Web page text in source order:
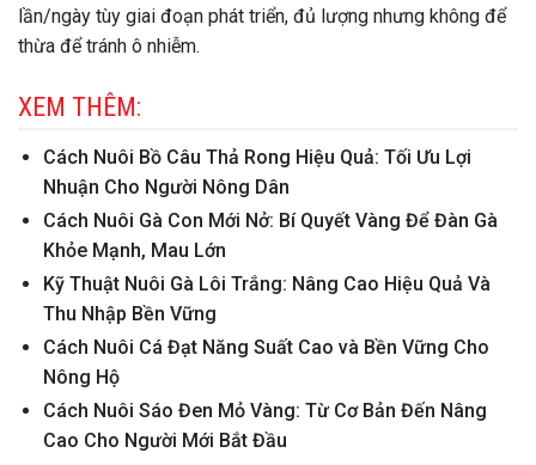
lần/ngày tùy giai đoạn phát triển, đủ lượng nhưng không để
thừa để tránh ô nhiễm.
XEM THÊM:
Cách Nuôi Bồ Câu Thả Rong Hiệu Quả: Tối Ưu Lợi
Nhuận Cho Người Nông Dân
Cách Nuôi Gà Con Mới Nở: Bí Quyết Vàng Để Đàn Gà
Khỏe Mạnh, Mau Lớn
Kỹ Thuật Nuôi Gà Lôi Trắng: Nâng Cao Hiệu Quả Và
Thu Nhập Bền Vững
Cách Nuôi Cá Đạt Năng Suất Cao và Bền Vững Cho
Nông Hộ
Cách Nuôi Sáo Đen Mỏ Vàng: Từ Cơ Bản Đến Nâng
Cao Cho Người Mới Bắt Đầu